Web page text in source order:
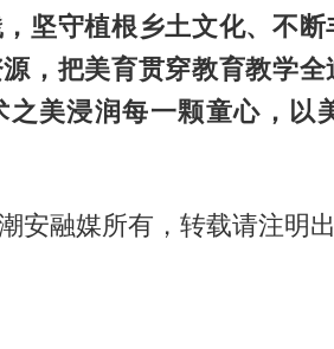
坚守植根乡土文化、不
，把美育贯穿教育教学
之美浸润每一颗童心，以
安融媒所有，转载请注明